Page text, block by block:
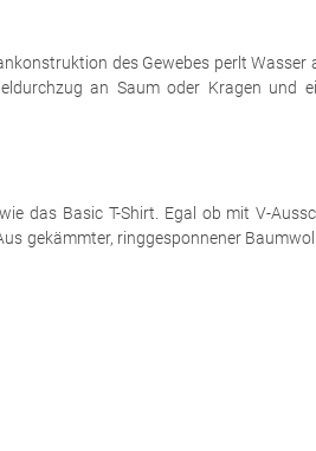
des Gewebes perlt Wasser
an Saum oder Kragen und
das Basic T-Shirt. Egal ob mit V-
gekämmter, ringgesponnener